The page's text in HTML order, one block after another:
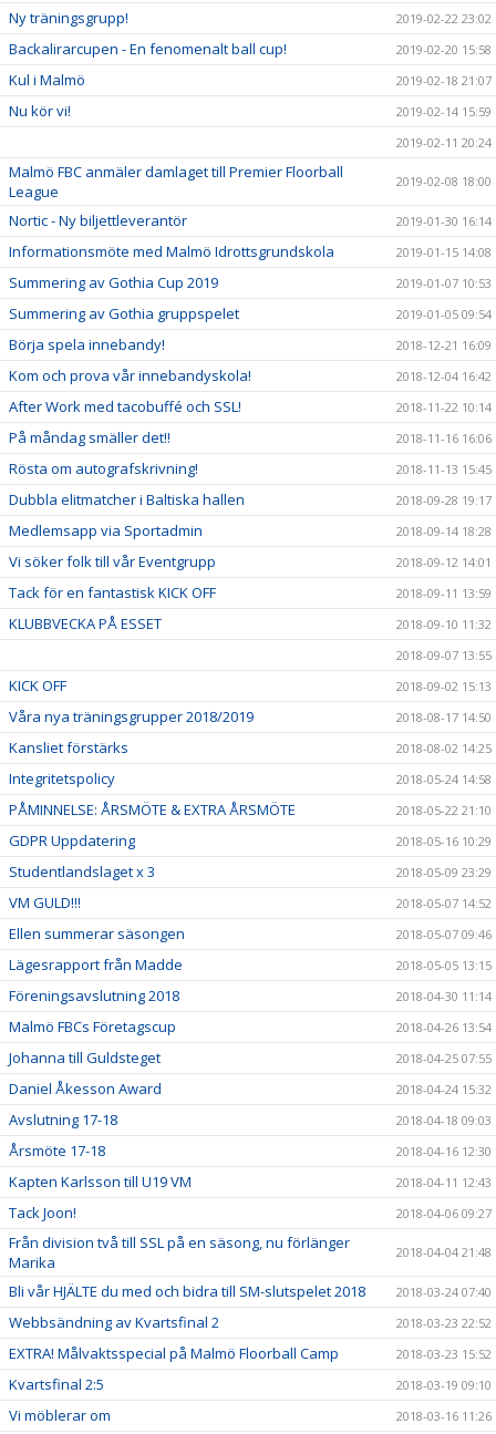
Ny träningsgrupp! 2019-02-22 23:02
Backalirarcupen - En fenomenalt ball cup! 2019-02-20 15:58
Kul i Malmö 2019-02-18 21:07
Nu kör vi!
2019-02-14 15:59
2019-02-11 20:24
Malmö FBC anmäler damlaget till Premier Floorball
League
2019-02-08 18:00
Nortic - Ny biljettleverantör 2019-01-30 16:14
Informationsmöte med Malmö Idrottsgrundskola 2019-01-15 14:08
Summering av Gothia Cup 2019 2019-01-07 10:53
Summering av Gothia gruppspelet 2019-01-05 09:54
Börja spela innebandy! 2018-12-21 16:09
Kom och prova vår innebandyskola! 2018-12-04 16:42
After Work med tacobuffé och SSL! 2018-11-22 10:14
På måndag smäller det!! 2018-11-16 16:06
Rösta om autografskrivning! 2018-11-13 15:45
Dubbla elitmatcher i Baltiska hallen 2018-09-28 19:17
Medlemsapp via Sportadmin 2018-09-14 18:28
Vi söker folk till vår Eventgrupp 2018-09-12 14:01
Tack för en fantastisk KICK OFF 2018-09-11 13:59
KLUBBVECKA PÅ ESSET
2018-09-10 11:32
2018-09-07 13:55
KICK OFF 2018-09-02 15:13
Våra nya träningsgrupper 2018/2019 2018-08-17 14:50
Kansliet förstärks 2018-08-02 14:25
Integritetspolicy 2018-05-24 14:58
PÅMINNELSE: ÅRSMÖTE & EXTRA ÅRSMÖTE 2018-05-22 21:10
GDPR Uppdatering 2018-05-16 10:29
Studentlandslaget x 3 2018-05-09 23:29
VM GULD!!! 2018-05-07 14:52
Ellen summerar säsongen 2018-05-07 09:46
Lägesrapport från Madde 2018-05-05 13:15
Föreningsavslutning 2018 2018-04-30 11:14
Malmö FBCs Företagscup 2018-04-26 13:54
Johanna till Guldsteget 2018-04-25 07:55
Daniel Åkesson Award 2018-04-24 15:32
Avslutning 17-18 2018-04-18 09:03
Årsmöte 17-18 2018-04-16 12:30
Kapten Karlsson till U19 VM 2018-04-11 12:43
Tack Joon! 2018-04-06 09:27
Från division två till SSL på en säsong, nu förlänger
Marika
2018-04-04 21:48
Bli vår HJÄLTE du med och bidra till SM-slutspelet 2018 2018-03-24 07:40
Webbsändning av Kvartsfinal 2 2018-03-23 22:52
EXTRA! Målvaktsspecial på Malmö Floorball Camp 2018-03-23 15:52
Kvartsfinal 2:5 2018-03-19 09:10
Vi möblerar om 2018-03-16 11:26